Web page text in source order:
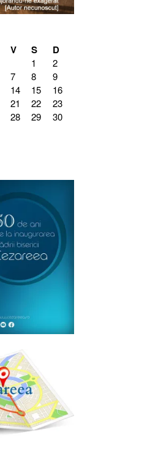
V S D
1
2
7 8
9
14 15
16
21 22
23
28 29
30